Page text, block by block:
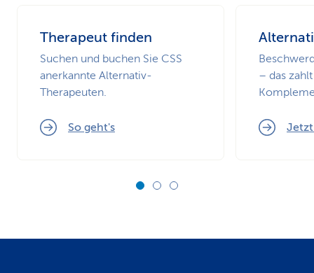
Therapeut finden
Suchen und buchen Sie CSS
anerkannte Alternativ-
Therapeuten.
So geht's
– das